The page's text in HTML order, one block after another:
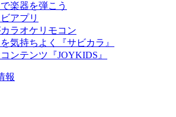
楽器を弾こう
アプリ
ラオケリモコン
気持ちよく『サビカラ』
ンテンツ『JOYKIDS』
報